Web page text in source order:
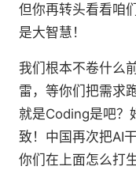
但你再转头看看咱
是大智慧！
我们根本不卷什么
雷，等你们把需求
就是Coding是吧？
致！中国再次把AI
你们在上面怎么打